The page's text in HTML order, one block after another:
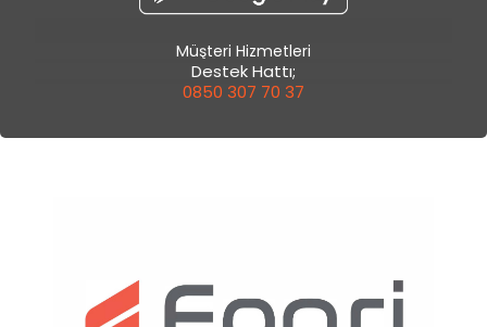
Müşteri Hizmetleri
Destek Hattı;
0850 307 70 37